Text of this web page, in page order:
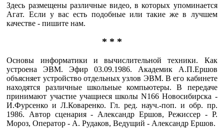
Здесь размещены различные видео, в которых упоминается
Агат. Если у вас есть подобные или такие же в лучшем
качестве - пишите нам.
* * *
Основы информатики и вычислительной техники. Как
устроена ЭВМ. Эфир 03.09.1986. Академик А.П.Ершов
объясняет устройство отдельных узлов ЭВМ. В его кабинете
находятся различные школьные компьютеры. В передаче
принимают участие учащиеся школы N166 Новосибирска -
И.Фурсенко и Л.Коваренко. Гл. ред. науч.-поп. и обр. пр.
1986. Автор сценария - Александр Ершов, Режиссер - Р.
Мороз, Оператор - А. Рудаков, Ведущий - Александр Ершов.